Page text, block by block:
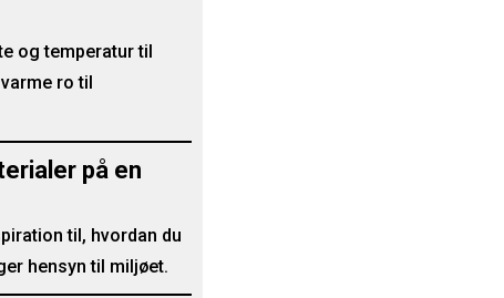
og temperatur til
ro til
på en
til, hvordan du
hensyn til miljøet.